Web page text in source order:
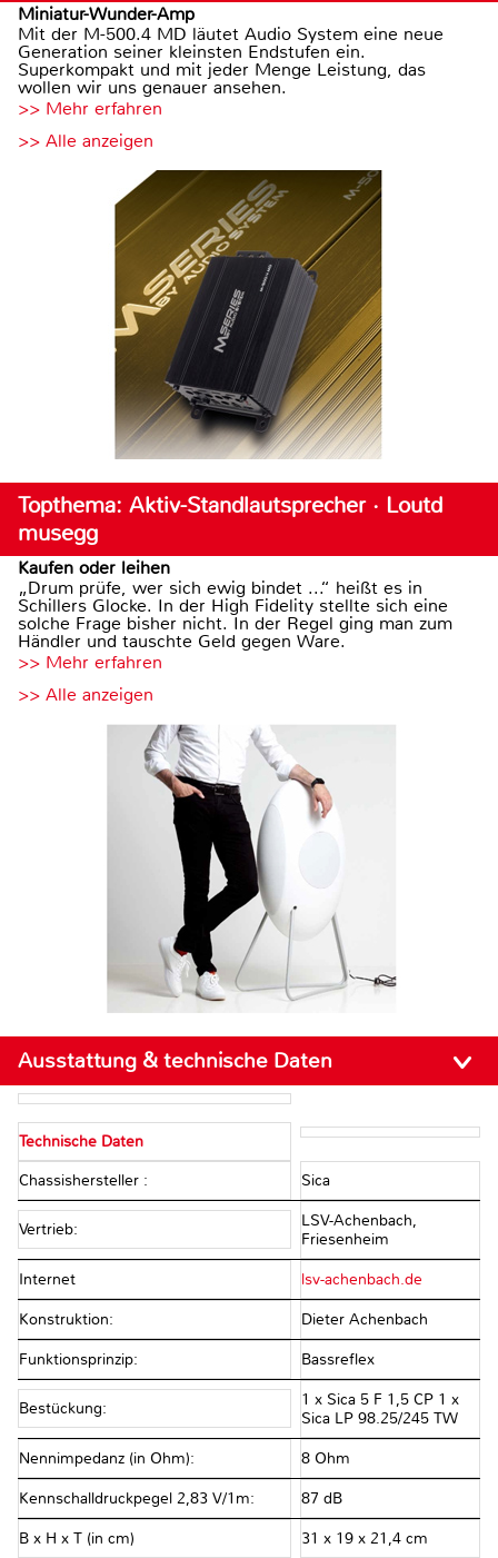
Miniatur-Wunder-Amp
Mit der M-500.4 MD läutet Audio System eine neue
Generation seiner kleinsten Endstufen ein.
Superkompakt und mit jeder Menge Leistung, das
wollen wir uns genauer ansehen.
>> Mehr erfahren
>> Alle anzeigen
Topthema: Aktiv-Standlautsprecher · Loutd
musegg
Kaufen oder leihen
„Drum prüfe, wer sich ewig bindet ...“ heißt es in
Schillers Glocke. In der High Fidelity stellte sich eine
solche Frage bisher nicht. In der Regel ging man zum
Händler und tauschte Geld gegen Ware.
>> Mehr erfahren
>> Alle anzeigen
Ausstattung & technische Daten
Technische Daten
Chassishersteller : Sica
Vertrieb:
LSV-Achenbach,
Friesenheim
Internet lsv-achenbach.de
Konstruktion: Dieter Achenbach
Funktionsprinzip: Bassreflex
Bestückung:
1 x Sica 5 F 1,5 CP 1 x
Sica LP 98.25/245 TW
Nennimpedanz (in Ohm): 8 Ohm
Kennschalldruckpegel 2,83 V/1m: 87 dB
B x H x T (in cm) 31 x 19 x 21,4 cm